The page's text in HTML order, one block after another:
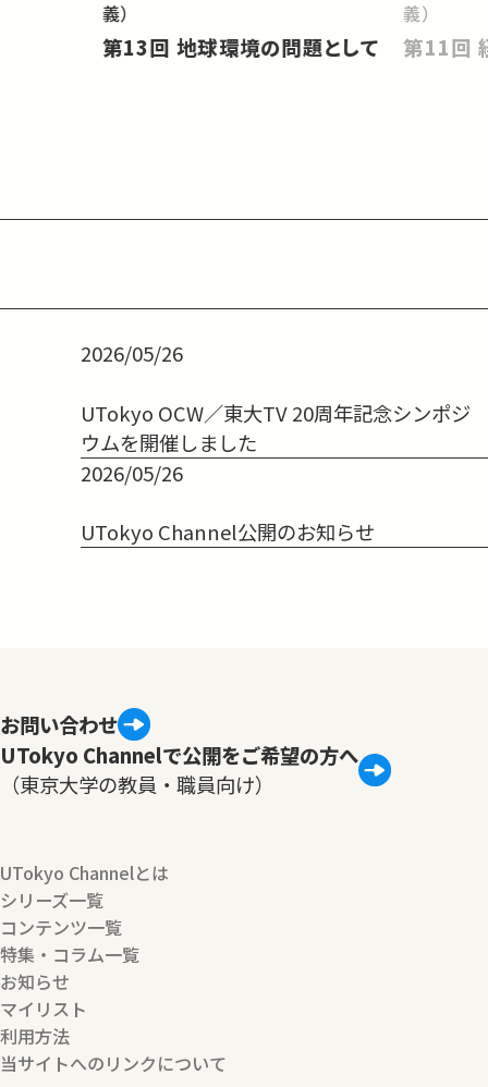
義）
第13回 地球環境の問題として
義）
2026/05/26
UTokyo OCW／東大TV 20周年記念シンポジ
ウムを開催しました
2026/05/26
UTokyo Channel公開のお知らせ
お問い合わせ
UTokyo Channelで公開をご希望の方へ
（東京大学の教員・職員向け）
UTokyo Channelとは
シリーズ一覧
コンテンツ一覧
特集・コラム一覧
お知らせ
マイリスト
利用方法
当サイトへのリンクについて